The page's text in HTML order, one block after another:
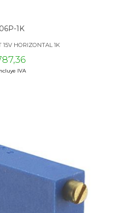
1K
15V HORIZONTAL 1K
IVA